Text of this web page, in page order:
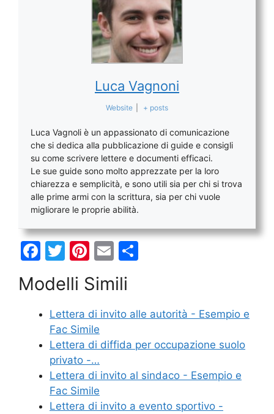
Luca Vagnoni
Website + posts
Luca Vagnoli è un appassionato di comunicazione
che si dedica alla pubblicazione di guide e consigli
su come scrivere lettere e documenti efficaci.
Le sue guide sono molto apprezzate per la loro
chiarezza e semplicità, e sono utili sia per chi si trova
alle prime armi con la scrittura, sia per chi vuole
migliorare le proprie abilità.
F
c
e
b
o
o
k
T
itt
er
Pi
er
e
st
E
ai
l
di
di
Modelli Simili
Lettera di invito alle autorità - Esempio e
Fac Simile
Lettera di diffida per occupazione suolo
privato -…
Lettera di invito al sindaco - Esempio e
Fac Simile
Lettera di invito a evento sportivo -